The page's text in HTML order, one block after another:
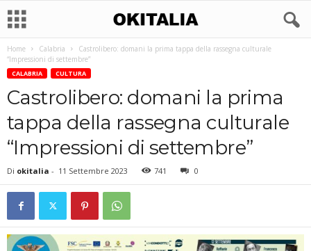
Home Calabria
Castrolibero: domani la prima tappa della rassegna culturale
“Impressioni di settembre”
CALABRIA CULTURA
Castrolibero: domani la prima
tappa della rassegna culturale
“Impressioni di settembre”
Di okitalia - 11 Settembre 2023 741 0